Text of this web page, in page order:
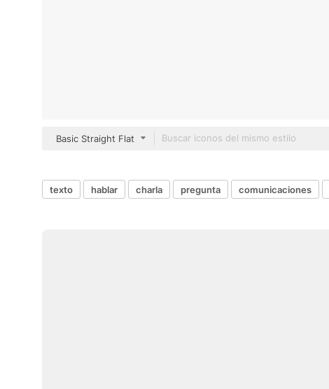
Basic Straight Flat
texto hablar charla pregunta comunicaciones